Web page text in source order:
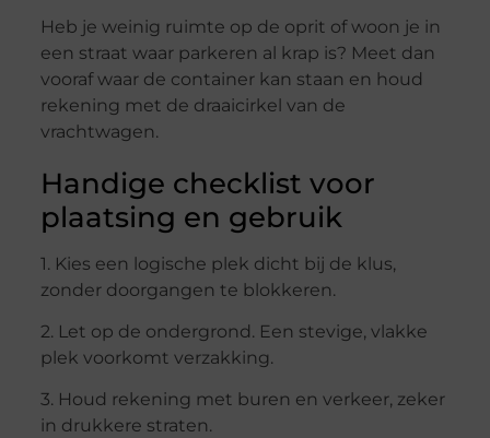
Heb je weinig ruimte op de oprit of woon je in
een straat waar parkeren al krap is? Meet dan
vooraf waar de container kan staan en houd
rekening met de draaicirkel van de
vrachtwagen.
Handige checklist voor
plaatsing en gebruik
1. Kies een logische plek dicht bij de klus,
zonder doorgangen te blokkeren.
2. Let op de ondergrond. Een stevige, vlakke
plek voorkomt verzakking.
3. Houd rekening met buren en verkeer, zeker
in drukkere straten.